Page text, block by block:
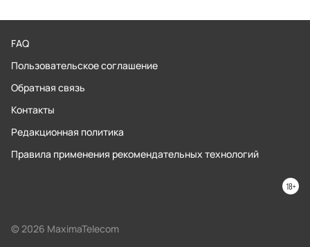
FAQ
Пользовательское соглашение
Обратная связь
Контакты
Редакционная политика
Правила применения рекомендательных технологий
© 2026 MaximaTelecom